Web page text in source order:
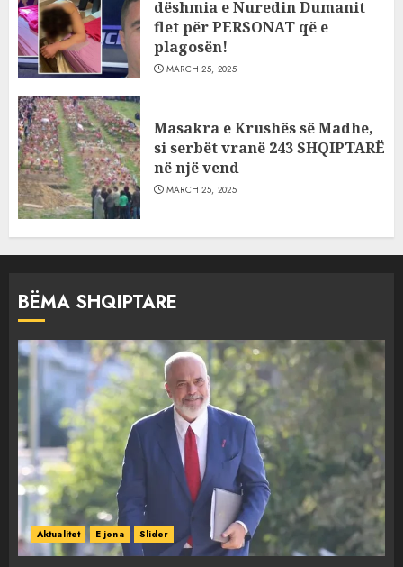
dëshmia e Nuredin Dumanit
flet për PERSONAT që e
plagosën!
MARCH 25, 2025
Masakra e Krushës së Madhe,
si serbët vranë 243 SHQIPTARË
në një vend
MARCH 25, 2025
BËMA SHQIPTARE
Aktualitet E jona Slider